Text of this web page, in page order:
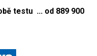
testu ... od 889 900